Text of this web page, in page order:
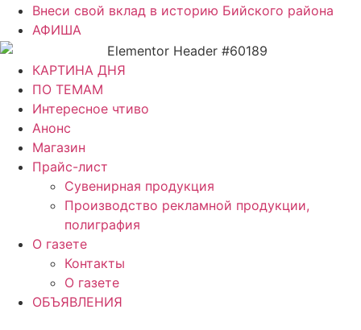
Внеси свой вклад в историю Бийского района
АФИША
КАРТИНА ДНЯ
ПО ТЕМАМ
Интересное чтиво
Анонс
Магазин
Прайс-лист
Сувенирная продукция
Производство рекламной продукции,
полиграфия
О газете
Контакты
О газете
ОБЪЯВЛЕНИЯ